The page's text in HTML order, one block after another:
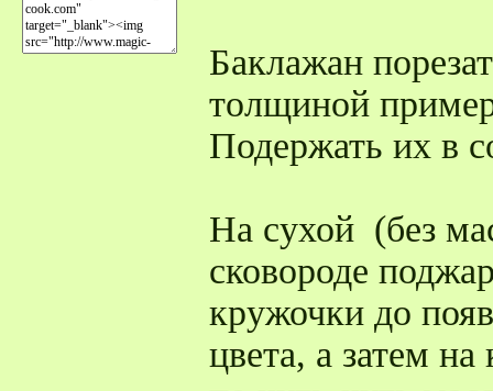
Баклажан
толщиной
Подержать их в
На сухой (без
сковороде
кружочки до
цвета, а затем